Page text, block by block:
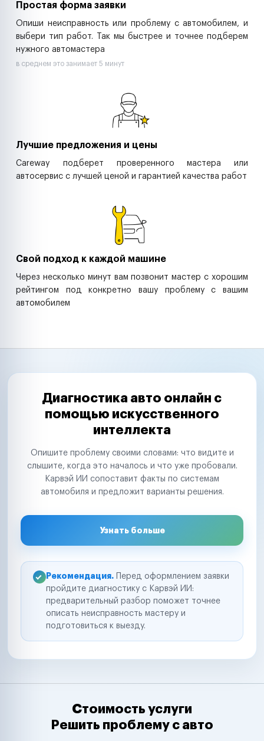
Простая форма заявки
Опиши неисправность или проблему с автомобилем, и
выбери тип работ. Так мы быстрее и точнее подберем
нужного автомастера
в среднем это занимает 5 минут
Лучшие предложения и цены
Careway подберет проверенного мастера или
автосервис с лучшей ценой и гарантией качества работ
Свой подход к каждой машине
Через несколько минут вам позвонит мастер с хорошим
рейтингом под конкретно вашу проблему с вашим
автомобилем
Диагностика авто онлайн с
помощью искусственного
интеллекта
Опишите проблему своими словами: что видите и
слышите, когда это началось и что уже пробовали.
Карвэй ИИ сопоставит факты по системам
автомобиля и предложит варианты решения.
Узнать больше
Рекомендация. Перед оформлением заявки
пройдите диагностику с Карвэй ИИ:
предварительный разбор поможет точнее
описать неисправность мастеру и
подготовиться к выезду.
Стоимость услуги
Решить проблему с авто